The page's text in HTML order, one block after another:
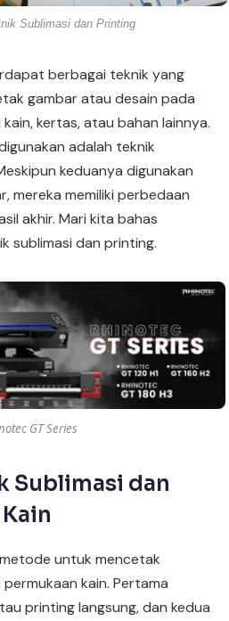
Sublimasi dan Printing
berbagai teknik yang
gambar atau desain pada
kertas, atau bahan lainnya.
adalah teknik
keduanya digunakan
mereka memiliki perbedaan
akhir. Mari kita bahas
sublimasi dan printing.
GT Series
Sublimasi dan
untuk mencetak
kain. Pertama
printing langsung, dan kedua